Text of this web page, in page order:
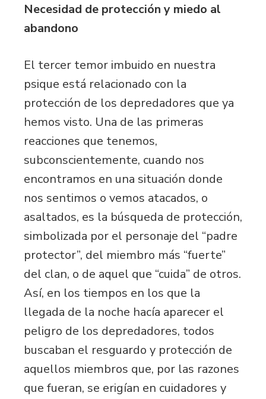
Necesidad de protección y miedo al
abandono
El tercer temor imbuido en nuestra
psique está relacionado con la
protección de los depredadores que ya
hemos visto. Una de las primeras
reacciones que tenemos,
subconscientemente, cuando nos
encontramos en una situación donde
nos sentimos o vemos atacados, o
asaltados, es la búsqueda de protección,
simbolizada por el personaje del “padre
protector”, del miembro más “fuerte”
del clan, o de aquel que “cuida” de otros.
Así, en los tiempos en los que la
llegada de la noche hacía aparecer el
peligro de los depredadores, todos
buscaban el resguardo y protección de
aquellos miembros que, por las razones
que fueran, se erigían en cuidadores y